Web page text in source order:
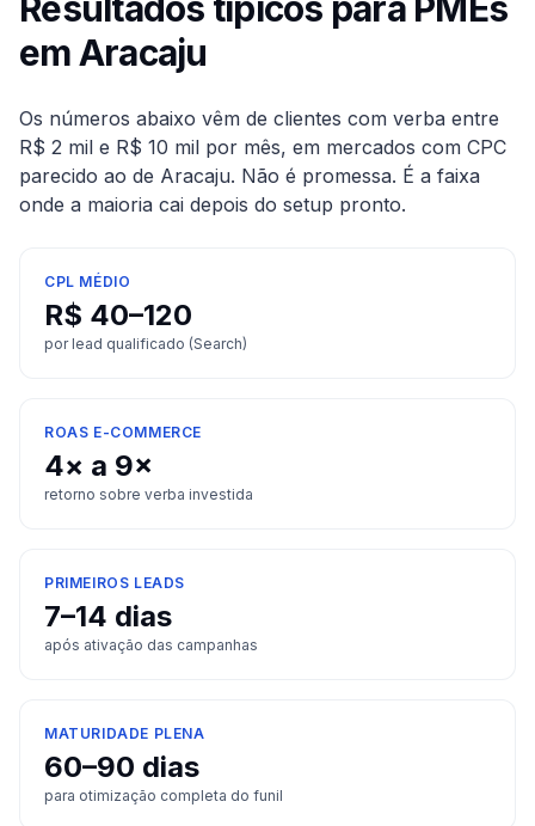
emAracaju
Os números abaixo vêm de clientes com verba entre
R$ 2 mil e R$ 10 mil por mês, em mercados com CPC
parecido ao de Aracaju. Não é promessa. É a faixa
onde a maioria cai depois do setup pronto.
CPL MÉDIO
R$ 40–120
por lead qualificado (Search)
ROAS E-COMMERCE
4× a 9×
retorno sobre verba investida
PRIMEIROS LEADS
7–14 dias
após ativação das campanhas
MATURIDADE PLENA
60–90 dias
para otimização completa do funil